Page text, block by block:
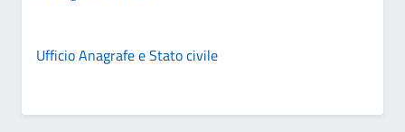
Ufficio Anagrafe e Stato civile